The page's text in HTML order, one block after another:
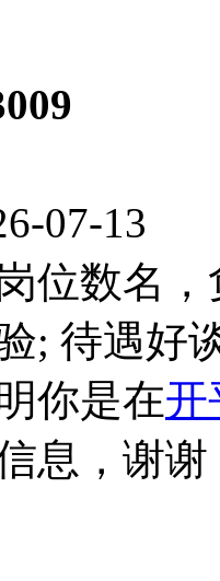
07-13
位数名
; 待遇好
你是在开
息，谢谢